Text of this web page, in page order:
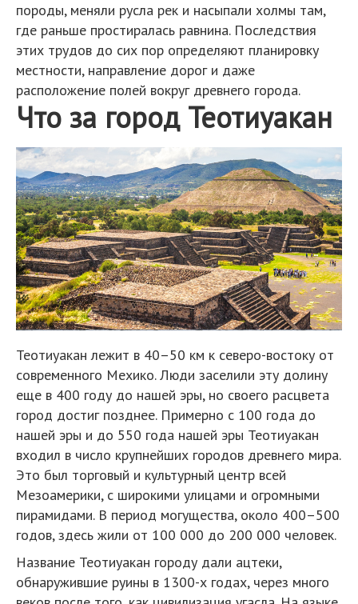
породы, меняли русла рек и насыпали холмы там,
где раньше простиралась равнина. Последствия
этих трудов до сих пор определяют планировку
местности, направление дорог и даже
расположение полей вокруг древнего города.
Что за город Теотиуакан
Теотиуакан лежит в 40–50 км к северо-востоку от
современного Мехико. Люди заселили эту долину
еще в 400 году до нашей эры, но своего расцвета
город достиг позднее. Примерно с 100 года до
нашей эры и до 550 года нашей эры Теотиуакан
входил в число крупнейших городов древнего мира.
Это был торговый и культурный центр всей
Мезоамерики, с широкими улицами и огромными
пирамидами. В период могущества, около 400–500
годов, здесь жили от 100 000 до 200 000 человек.
Название Теотиуакан городу дали ацтеки,
обнаружившие руины в 1300-х годах, через много